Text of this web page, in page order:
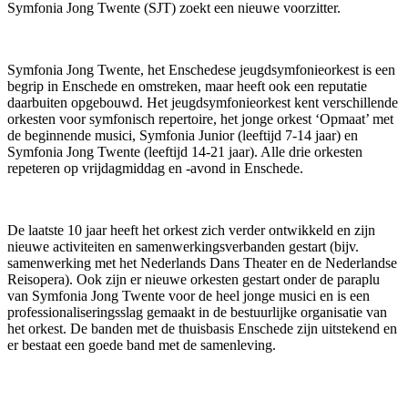
Symfonia Jong Twente (SJT) zoekt een nieuwe voorzitter.
Symfonia Jong Twente, het Enschedese jeugdsymfonieorkest is een
begrip in Enschede en omstreken, maar heeft ook een reputatie
daarbuiten opgebouwd. Het jeugdsymfonieorkest kent verschillende
orkesten voor symfonisch repertoire, het jonge orkest ‘Opmaat’ met
de beginnende musici, Symfonia Junior (leeftijd 7-14 jaar) en
Symfonia Jong Twente (leeftijd 14-21 jaar). Alle drie orkesten
repeteren op vrijdagmiddag en -avond in Enschede.
De laatste 10 jaar heeft het orkest zich verder ontwikkeld en zijn
nieuwe activiteiten en samenwerkingsverbanden gestart (bijv.
samenwerking met het Nederlands Dans Theater en de Nederlandse
Reisopera). Ook zijn er nieuwe orkesten gestart onder de paraplu
van Symfonia Jong Twente voor de heel jonge musici en is een
professionaliseringsslag gemaakt in de bestuurlijke organisatie van
het orkest. De banden met de thuisbasis Enschede zijn uitstekend en
er bestaat een goede band met de samenleving.